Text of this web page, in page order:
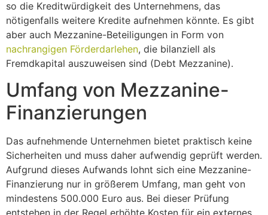
so die Kreditwürdigkeit des Unternehmens, das
nötigenfalls weitere Kredite aufnehmen könnte. Es gibt
aber auch Mezzanine-Beteiligungen in Form von
nachrangigen Förderdarlehen, die bilanziell als
Fremdkapital auszuweisen sind (Debt Mezzanine).
Umfang von Mezzanine-
Finanzierungen
Das aufnehmende Unternehmen bietet praktisch keine
Sicherheiten und muss daher aufwendig geprüft werden.
Aufgrund dieses Aufwands lohnt sich eine Mezzanine-
Finanzierung nur in größerem Umfang, man geht von
mindestens 500.000 Euro aus. Bei dieser Prüfung